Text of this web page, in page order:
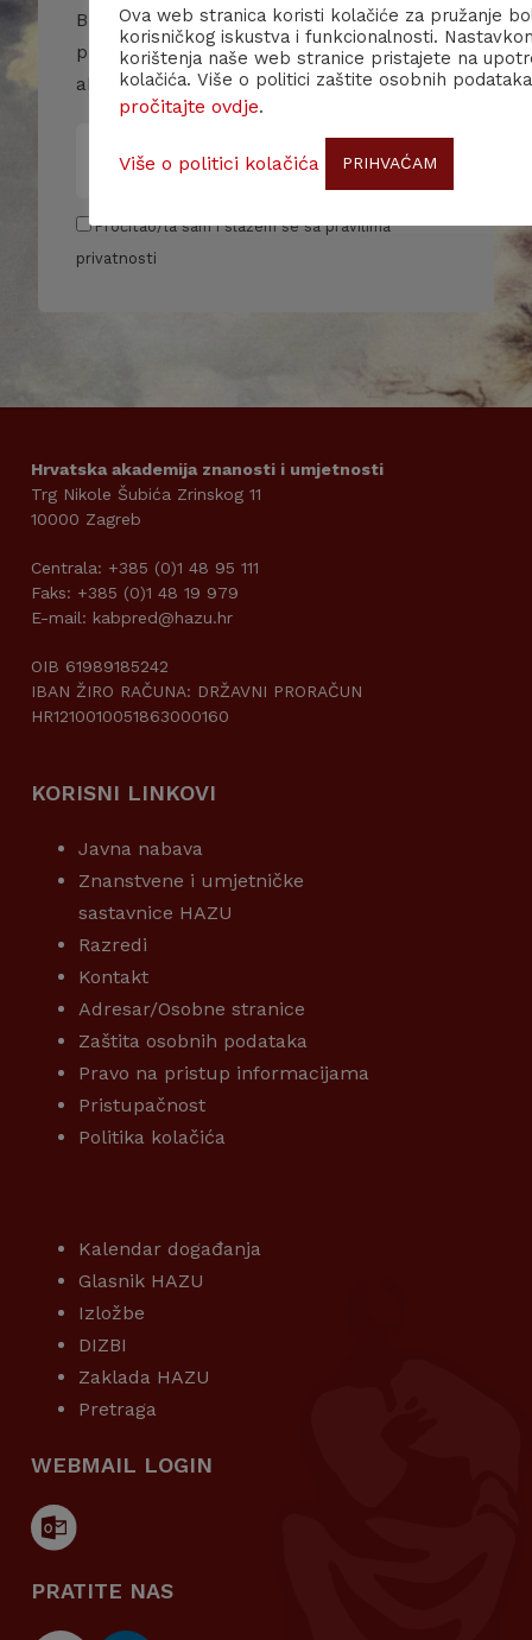
Budite u toku s našim događanjima i
primajte više informacija o nama i našim
aktivnostima.
Pročitao/la sam i slažem se sa pravilima
privatnosti
Hrvatska akademija znanosti i umjetnosti
Trg Nikole Šubića Zrinskog 11
10000 Zagreb
Centrala: +385 (0)1 48 95 111
Faks: +385 (0)1 48 19 979
E-mail: kabpred@hazu.hr
OIB 61989185242
IBAN ŽIRO RAČUNA: DRŽAVNI PRORAČUN
HR1210010051863000160
KORISNI LINKOVI
Javna nabava
Znanstvene i umjetničke
sastavnice HAZU
Razredi
Kontakt
Adresar/Osobne stranice
Zaštita osobnih podataka
Pravo na pristup informacijama
Pristupačnost
Politika kolačića
Kalendar događanja
Glasnik HAZU
Izložbe
DIZBI
Zaklada HAZU
Pretraga
WEBMAIL LOGIN
PRATITE NAS
Ova web stranica koristi kolačiće za pružanje
korisničkog iskustva i funkcionalnosti.
korištenja naše web stranice pristajete na
kolačića. Više o politici zaštite osobnih podataka
pročitajte ovdje.
Više o politici kolačića PRIHVAĆAM